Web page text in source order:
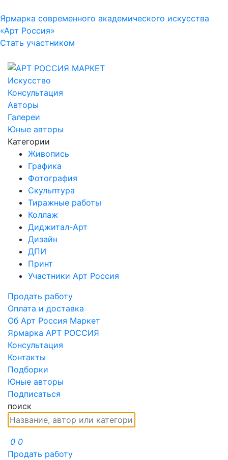
Ярмарка современного академического искусства
«Арт Россия»
Стать участником
Искусство
Консультация
Авторы
Галереи
Юные авторы
Категории
Живопись
Графика
Фотография
Скульптура
Тиражные работы
Коллаж
Диджитал-Арт
Дизайн
ДПИ
Принт
Участники Арт Россия
Продать работу
Оплата и доставка
Об Арт Россия Маркет
Ярмарка АРТ РОССИЯ
Консультация
Контакты
Подборки
Юные авторы
Подписаться
поиск
0 0
Продать работу